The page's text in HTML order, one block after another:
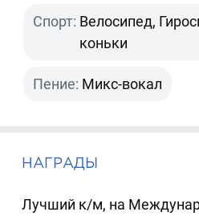
Спорт: Велосипед,
коньки
Пение: Микс-вокал
НАГРАДЫ
Лучший к/м, на